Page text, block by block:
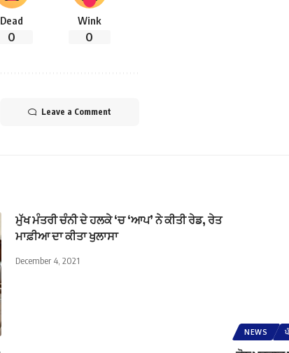
Dead
0
Wink
0
Leave a Comment
ਮੁੱਖ ਮੰਤਰੀ ਚੰਨੀ ਦੇ ਹਲਕੇ ‘ਚ ‘ਆਪ’ ਨੇ ਕੀਤੀ ਰੇਡ, ਰੇਤ
ਮਾਫ਼ੀਆ ਦਾ ਕੀਤਾ ਖੁਲਾਸਾ
December 4, 2021
NEWS